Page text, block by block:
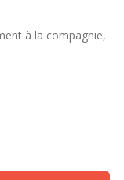
à la compagnie,